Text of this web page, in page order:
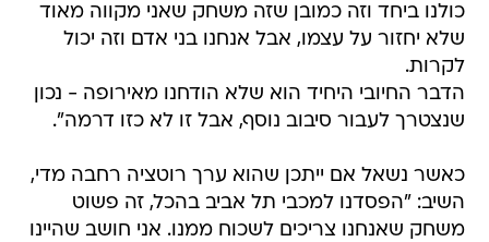
כולנו ביחד וזה כמובן שזה משחק שאני מקווה מאוד
שלא יחזור על עצמו, אבל אנחנו בני אדם וזה יכול
לקרות.
הדבר החיובי היחיד הוא שלא הודחנו מאירופה - נכון
שנצטרך לעבור סיבוב נוסף, אבל זו לא כזו דרמה".
כאשר נשאל אם ייתכן שהוא ערך רוטציה רחבה מדי,
השיב: "הפסדנו למכבי תל אביב בהכל, זה פשוט
משחק שאנחנו צריכים לשכוח ממנו. אני חושב שהיינו